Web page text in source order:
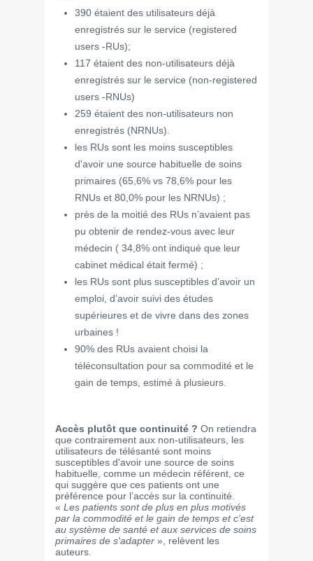
390 étaient des utilisateurs déjà
enregistrés sur le service (registered
users -RUs);
117 étaient des non-utilisateurs déjà
enregistrés sur le service (non-registered
users -RNUs)
259 étaient des non-utilisateurs non
enregistrés (NRNUs).
les RUs sont les moins susceptibles
d'avoir une source habituelle de soins
primaires (65,6% vs 78,6% pour les
RNUs et 80,0% pour les NRNUs) ;
près de la moitié des RUs n’avaient pas
pu obtenir de rendez-vous avec leur
médecin ( 34,8% ont indiqué que leur
cabinet médical était fermé) ;
les RUs sont plus susceptibles d’avoir un
emploi, d’avoir suivi des études
supérieures et de vivre dans des zones
urbaines !
90% des RUs avaient choisi la
téléconsultation pour sa commodité et le
gain de temps, estimé à plusieurs.
Accès plutôt que continuité ? On retiendra
que contrairement aux non-utilisateurs, les
utilisateurs de télésanté sont moins
susceptibles d'avoir une source de soins
habituelle, comme un médecin référent, ce
qui suggère que ces patients ont une
préférence pour l’accès sur la continuité.
« Les patients sont de plus en plus motivés
par la commodité et le gain de temps et c’est
au système de santé et aux services de soins
primaires de s'adapter », relèvent les
auteurs.